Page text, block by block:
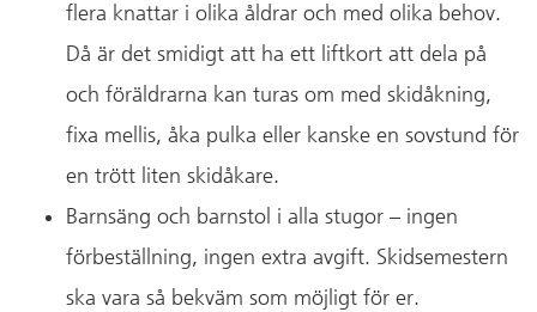
flera knattar i olika åldrar och med olika behov.
Då är det smidigt att ha ett liftkort att dela på
och föräldrarna kan turas om med skidåkning,
fixa mellis, åka pulka eller kanske en sovstund för
en trött liten skidåkare.
Barnsäng och barnstol i alla stugor – ingen
förbeställning, ingen extra avgift. Skidsemestern
ska vara så bekväm som möjligt för er.